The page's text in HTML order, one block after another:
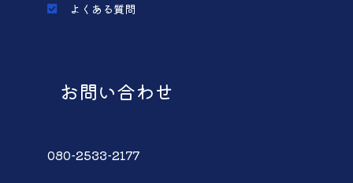
よくある質問
お問い合わせ
080-2533-2177